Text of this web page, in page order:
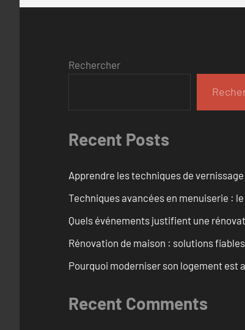
Rechercher
Recent Posts
Apprendre les techniques de
Techniques avancées en menuiserie :
Quels événements justifient une
Rénovation de maison : solutions
Pourquoi moderniser son logement est
Recent Comments